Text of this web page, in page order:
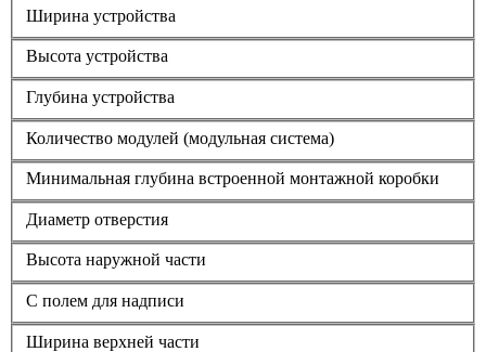
Ширина устройства
Высота устройства
Глубина устройства
Количество модулей (модульная система)
Минимальная глубина встроенной монтажной коробки
Диаметр отверстия
Высота наружной части
С полем для надписи
Ширина верхней части